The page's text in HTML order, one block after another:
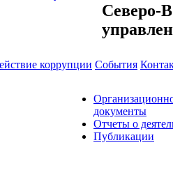
Северо-
коррупции События
документы
Отчеты о
Публикации